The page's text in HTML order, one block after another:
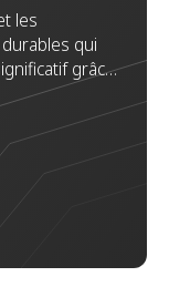
les
qui
grâce